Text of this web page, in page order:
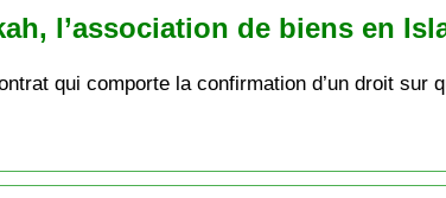
l’association de biens en
qui comporte la confirmation d’un droit sur